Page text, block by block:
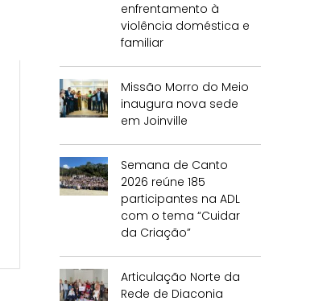
enfrentamento à
violência doméstica e
familiar
Missão Morro do Meio
inaugura nova sede
em Joinville
Semana de Canto
2026 reúne 185
participantes na ADL
com o tema “Cuidar
da Criação”
Articulação Norte da
Rede de Diaconia